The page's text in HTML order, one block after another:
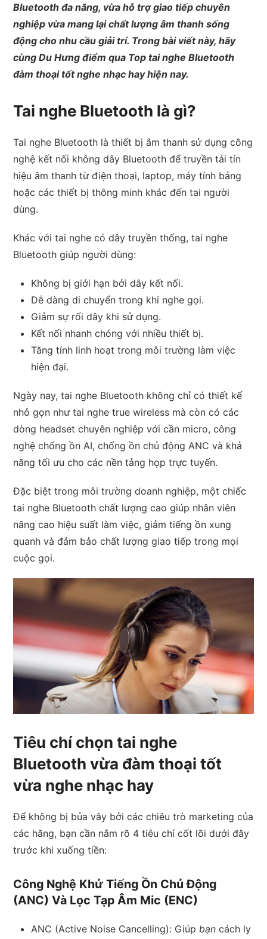
Bluetooth đa năng, vừa hỗ trợ giao tiếp chuyên
nghiệp vừa mang lại chất lượng âm thanh sống
động cho nhu cầu giải trí. Trong bài viết này, hãy
cùng Du Hưng điểm qua Top tai nghe Bluetooth
đàm thoại tốt nghe nhạc hay hiện nay.
Tai nghe Bluetooth là gì?
Tai nghe Bluetooth là thiết bị âm thanh sử dụng công
nghệ kết nối không dây Bluetooth để truyền tải tín
hiệu âm thanh từ điện thoại, laptop, máy tính bảng
hoặc các thiết bị thông minh khác đến tai người
dùng.
Khác với tai nghe có dây truyền thống, tai nghe
Bluetooth giúp người dùng:
Không bị giới hạn bởi dây kết nối.
Dễ dàng di chuyển trong khi nghe gọi.
Giảm sự rối dây khi sử dụng.
Kết nối nhanh chóng với nhiều thiết bị.
Tăng tính linh hoạt trong môi trường làm việc
hiện đại.
Ngày nay, tai nghe Bluetooth không chỉ có thiết kế
nhỏ gọn như tai nghe true wireless mà còn có các
dòng headset chuyên nghiệp với cần micro, công
nghệ chống ồn AI, chống ồn chủ động ANC và khả
năng tối ưu cho các nền tảng họp trực tuyến.
Đặc biệt trong môi trường doanh nghiệp, một chiếc
tai nghe Bluetooth chất lượng cao giúp nhân viên
nâng cao hiệu suất làm việc, giảm tiếng ồn xung
quanh và đảm bảo chất lượng giao tiếp trong mọi
cuộc gọi.
Tiêu chí chọn tai nghe
Bluetooth vừa đàm thoại tốt
vừa nghe nhạc hay
Để không bị bủa vây bởi các chiêu trò marketing của
các hãng, bạn cần nắm rõ 4 tiêu chí cốt lõi dưới đây
trước khi xuống tiền:
Công Nghệ Khử Tiếng Ồn Chủ Động
(ANC) Và Lọc Tạp Âm Mic (ENC)
ANC (Active Noise Cancelling): Giúpbạn cách ly